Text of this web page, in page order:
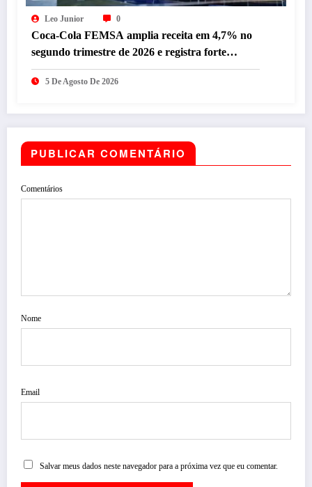
Leo Junior 0
Coca-Cola FEMSA amplia receita em 4,7% no
segundo trimestre de 2026 e registra forte
desempenho da operação brasileira
5 De Agosto De 2026
PUBLICAR COMENTÁRIO
Comentários
Nome
Email
Salvar meus dados neste navegador para a próxima vez que eu comentar.